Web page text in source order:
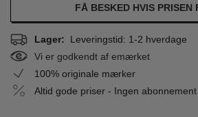
FÅ BESKED HVIS PRISEN
Lager: Leveringstid: 1-2 hverdage
Vi er godkendt af emærket
100% originale mærker
Altid gode priser - Ingen abonnement